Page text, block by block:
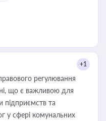
+1
регулювання
що є важливою для
підприємств та
у сфері комунальних